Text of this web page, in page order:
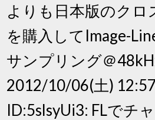
よりも日本版のクロ
を購入してImage-
サンプリング＠
2012/10/06(土)
ID:5slsyUi3: FLでチ